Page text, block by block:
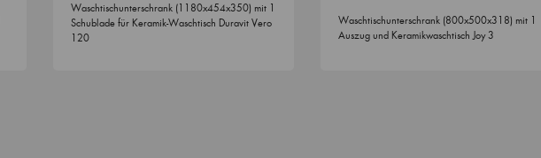
Waschtischunterschrank (1180x454x350) mit 1
Schublade für Keramik-Waschtisch Duravit Vero
120
Waschtischunterschrank (800x500x318) mit 1
Auszug und Keramikwaschtisch Joy 3